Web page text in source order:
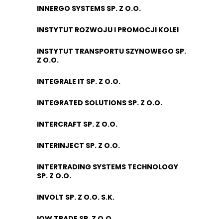
INNERGO SYSTEMS SP. Z O.O.
INSTYTUT ROZWOJU I PROMOCJI KOLEI
INSTYTUT TRANSPORTU SZYNOWEGO SP.
Z O.O.
INTEGRALE IT SP. Z O.O.
INTEGRATED SOLUTIONS SP. Z O.O.
INTERCRAFT SP. Z O.O.
INTERINJECT SP. Z O.O.
INTERTRADING SYSTEMS TECHNOLOGY
SP. Z O.O.
INVOLT SP. Z O.O. S.K.